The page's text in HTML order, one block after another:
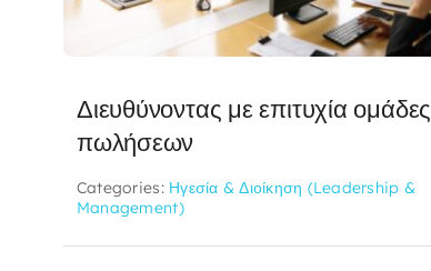
Διευθύνοντας με επιτυχία ομάδες
πωλήσεων
Categories: Ηγεσία & Διοίκηση (Leadership &
Management)